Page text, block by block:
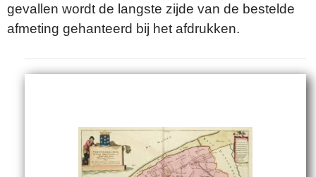
gevallen wordt de langste zijde van de bestelde
afmeting gehanteerd bij het afdrukken.